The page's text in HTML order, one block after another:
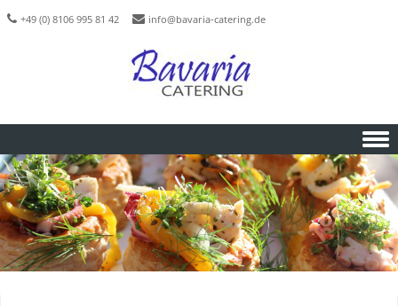
+49 (0) 8106 995 81 42 info@bavaria-catering.de
Skip to content